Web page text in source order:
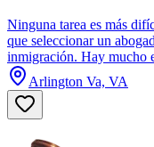
Ninguna tarea es más
que seleccionar un
inmigración. Hay mucho
Arlington Va, VA